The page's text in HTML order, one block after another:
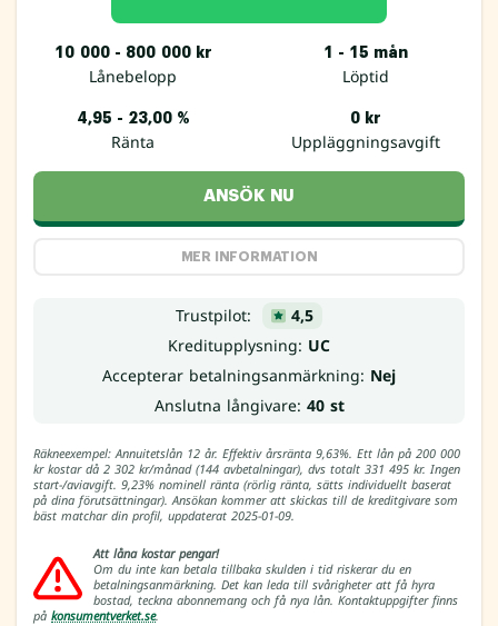
10 000 - 800 000 kr
Lånebelopp
1 - 15 mån
Löptid
4,95 - 23,00 %
Ränta
0 kr
Uppläggningsavgift
ANSÖK NU
MER INFORMATION
Trustpilot:
4,5
Kreditupplysning: UC
Accepterar betalningsanmärkning: Nej
Anslutna långivare: 40 st
Räkneexempel: Annuitetslån 12 år. Effektiv årsränta 9,63%. Ett lån på 200 000
kr kostar då 2 302 kr/månad (144 avbetalningar), dvs totalt 331 495 kr. Ingen
start-/aviavgift. 9,23% nominell ränta (rörlig ränta, sätts individuellt baserat
på dina förutsättningar). Ansökan kommer att skickas till de kreditgivare som
bäst matchar din profil, uppdaterat 2025-01-09.
Att låna kostar pengar!
Om du inte kan betala tillbaka skulden i tid riskerar du en
betalningsanmärkning. Det kan leda till svårigheter att få hyra
bostad, teckna abonnemang och få nya lån. Kontaktuppgifter finns
på konsumentverket.se.